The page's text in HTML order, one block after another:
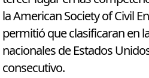
la American Society of Civil
permitió que clasificaran en
nacionales de Estados
consecutivo.